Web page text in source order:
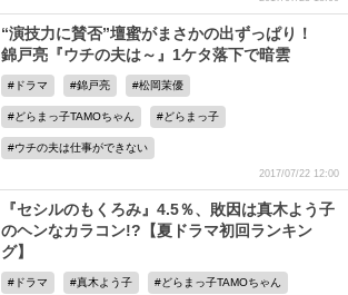
“演技力に賛否”壇蜜がまさかの出ずっぱり！
錦戸亮『ウチの夫は～』1ケタ落下で暗雲
ドラマ 錦戸亮 松岡茉優
どらまっ子TAMOちゃん どらまっ子
ウチの夫は仕事ができない
2017/07/22 12:00
『セシルのもくろみ』4.5％、敗因は真木よう子
のヘンなカラコン!?【夏ドラマ初回ランキン
グ】
ドラマ 真木よう子 どらまっ子TAMOちゃん